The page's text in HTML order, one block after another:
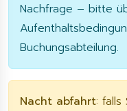
Nachfrage – bitte
Buchungsabteilung.
Nacht abfahrt: